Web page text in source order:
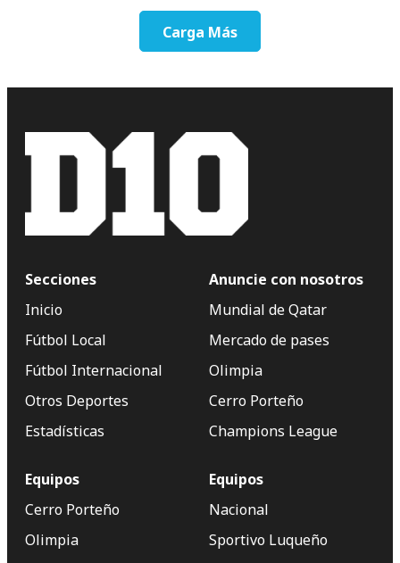
Carga Más
Secciones
Inicio
Fútbol Local
Fútbol Internacional
Otros Deportes
Estadísticas
Anuncie con nosotros
Mundial de Qatar
Mercado de pases
Olimpia
Cerro Porteño
Champions League
Equipos
Cerro Porteño
Olimpia
Equipos
Nacional
Sportivo Luqueño